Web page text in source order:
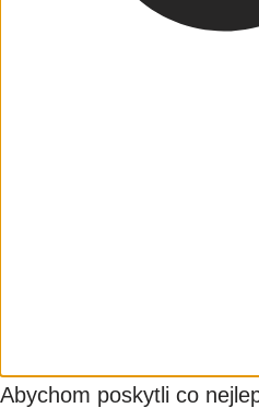
Abychom poskytli co